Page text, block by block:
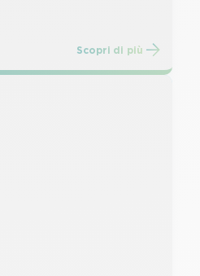
Scopri di più